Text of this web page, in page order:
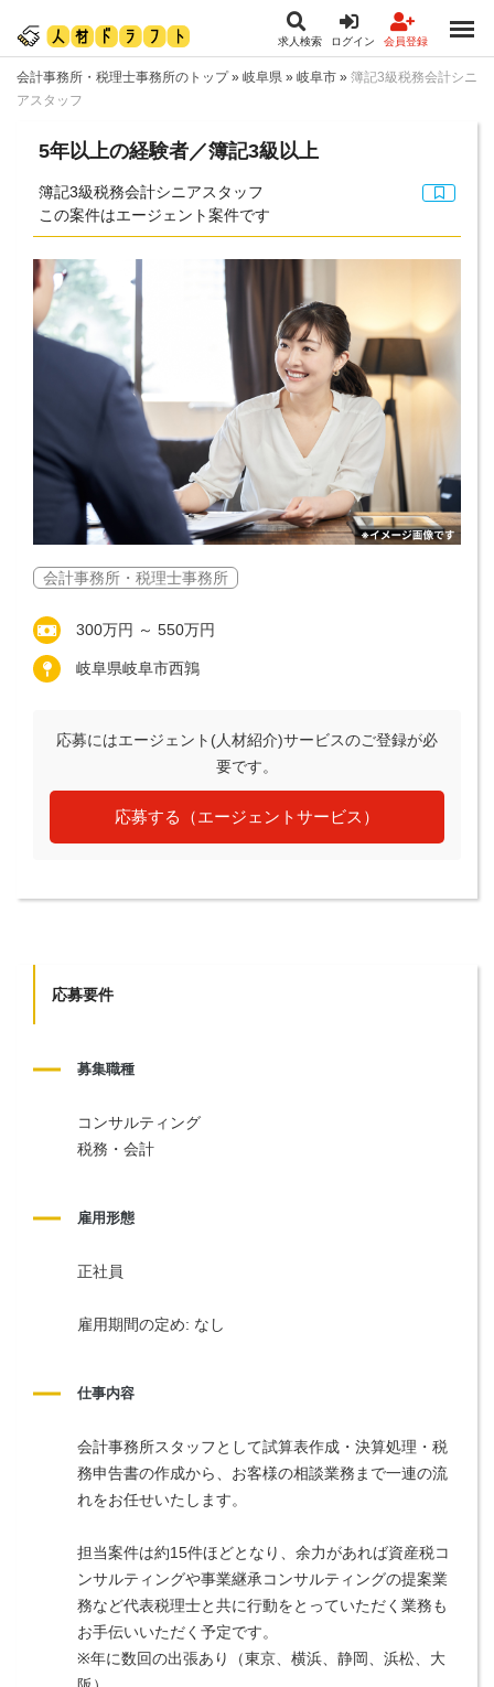
求人検索 ログイン 会員登録
会計事務所・税理士事務所のトップ» 岐阜県 » 岐阜市 » 簿記3級税務会計シニ
アスタッフ
5年以上の経験者／簿記3級以上
簿記3級税務会計シニアスタッフ
この案件はエージェント案件です
会計事務所・税理士事務所
300万円 ～ 550万円
岐阜県岐阜市西鶉
応募にはエージェント(人材紹介)サービスのご登録が必
要です。
応募する（エージェントサービス）
応募要件
募集職種
コンサルティング
税務・会計
雇用形態
正社員
雇用期間の定め: なし
仕事内容
会計事務所スタッフとして試算表作成・決算処理・税
務申告書の作成から、お客様の相談業務まで一連の流
れをお任せいたします。
担当案件は約15件ほどとなり、余力があれば資産税コ
ンサルティングや事業継承コンサルティングの提案業
務など代表税理士と共に行動をとっていただく業務も
お手伝いいただく予定です。
※年に数回の出張あり（東京、横浜、静岡、浜松、大